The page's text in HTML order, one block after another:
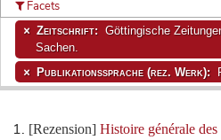
[Rezension] Histoire générale
Facets
Zeitschrift:
Göttingische
Sachen.
Publikationssprache (rez. Werk):